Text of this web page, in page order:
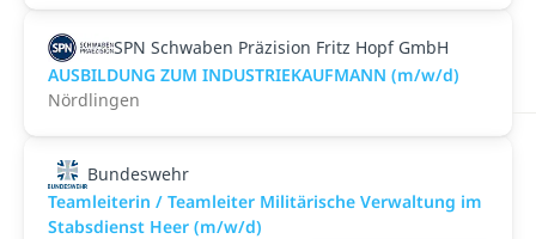
SPN Schwaben Präzision Fritz Hopf GmbH
AUSBILDUNG ZUM INDUSTRIEKAUFMANN (m/w/d)
Nördlingen
Bundeswehr
Teamleiterin / Teamleiter Militärische Verwaltung im
Stabsdienst Heer (m/w/d)